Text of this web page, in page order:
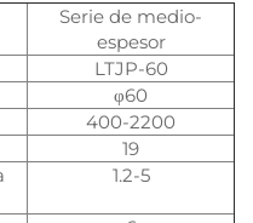
Serie de medio-
espesor
LTJP-60
φ60
400-2200
19
1.2-5